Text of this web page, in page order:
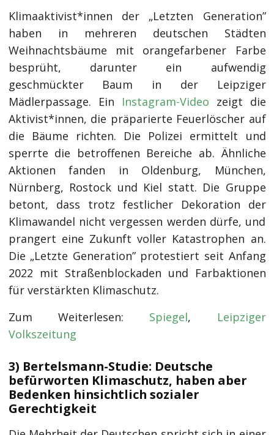
Klimaaktivist*innen der „Letzten Generation”
haben in mehreren deutschen Städten
Weihnachtsbäume mit orangefarbener Farbe
besprüht, darunter ein aufwendig
geschmückter Baum in der Leipziger
Mädlerpassage. Ein
Instagram-Video zeigt die
Aktivist*innen, die präparierte Feuerlöscher auf
die Bäume richten. Die Polizei ermittelt und
sperrte die betroffenen Bereiche ab. Ähnliche
Aktionen fanden in Oldenburg, München,
Nürnberg, Rostock und Kiel statt. Die Gruppe
betont, dass trotz festlicher Dekoration der
Klimawandel nicht vergessen werden dürfe, und
prangert eine Zukunft voller Katastrophen an.
Die „Letzte Generation” protestiert seit Anfang
2022 mit Straßenblockaden und Farbaktionen
für verstärkten Klimaschutz.
Zum Weiterlesen: Spiegel,
Leipziger
Volkszeitung
3) Bertelsmann-Studie: Deutsche
befürworten Klimaschutz, haben aber
Bedenken hinsichtlich sozialer
Gerechtigkeit